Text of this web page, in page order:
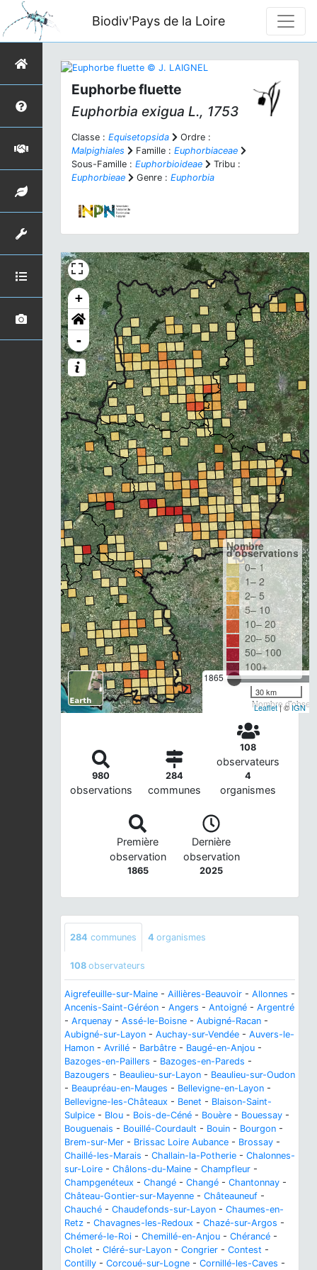
Biodiv'Pays de la Loire
Euphorbe fluette
Euphorbia exigua L., 1753
Classe : Equisetopsida
Ordre :
Malpighiales
Famille : Euphorbiaceae
Sous-Famille : Euphorbioideae
Tribu :
Euphorbieae
Genre : Euphorbia
+
-
1865
Nombre
Nombre
d'observations
0– 1
1– 2
2– 5
5– 10
10– 20
20– 50
50– 100
100+
30 km
Leaflet| ©IGN
980
observations
284
communes
108
observateurs
4
organismes
Première
observation
1865
Dernière
observation
2025
284 communes 4 organismes
108 observateurs
Aigrefeuille-sur-Maine - Aillières-Beauvoir - Allonnes -
Ancenis-Saint-Géréon - Angers - Antoigné - Argentré
- Arquenay - Assé-le-Boisne - Aubigné-Racan -
Aubigné-sur-Layon - Auchay-sur-Vendée - Auvers-le-
Hamon - Avrillé - Barbâtre - Baugé-en-Anjou -
Bazoges-en-Paillers - Bazoges-en-Pareds -
Bazougers - Beaulieu-sur-Layon - Beaulieu-sur-Oudon
- Beaupréau-en-Mauges - Bellevigne-en-Layon -
Bellevigne-les-Châteaux - Benet - Blaison-Saint-
Sulpice - Blou - Bois-de-Céné - Bouère - Bouessay -
Bouguenais - Bouillé-Courdault - Bouin - Bourgon -
Brem-sur-Mer - Brissac Loire Aubance - Brossay -
Chaillé-les-Marais - Challain-la-Potherie - Chalonnes-
sur-Loire - Châlons-du-Maine - Champfleur -
Champgenéteux - Changé - Changé - Chantonnay -
Château-Gontier-sur-Mayenne - Châteauneuf -
Chauché - Chaudefonds-sur-Layon - Chaumes-en-
Retz - Chavagnes-les-Redoux - Chazé-sur-Argos -
Chémeré-le-Roi - Chemillé-en-Anjou - Chérancé -
Cholet - Cléré-sur-Layon - Congrier - Contest -
Contilly - Corcoué-sur-Logne - Cornillé-les-Caves -